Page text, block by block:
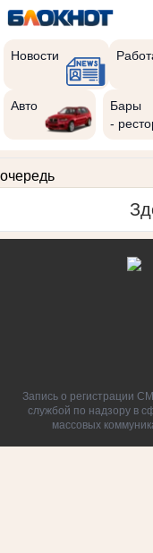
Новости
Авто
Бары
-
очередь
Запись о регистрации
службой по надзору в
массовых